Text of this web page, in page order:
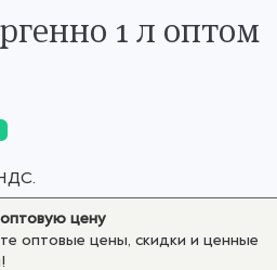
1 л оптом
цену
оптовые цены, скидки и ценные